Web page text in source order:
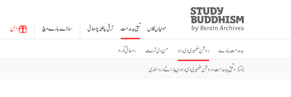
Study
Buddhism
Home
موٹیاں گلاں تبتی بدھ مت
بدھ مت بارے روشن ضمیری دی راہ من دی تربیت روحانی گورو
ترقی یافتہ پڑھائی ساڈے بارے وچ دانن
›تبتی بدھ مت›روشن ضمیری دی راہ›پیار اتے درد مندی